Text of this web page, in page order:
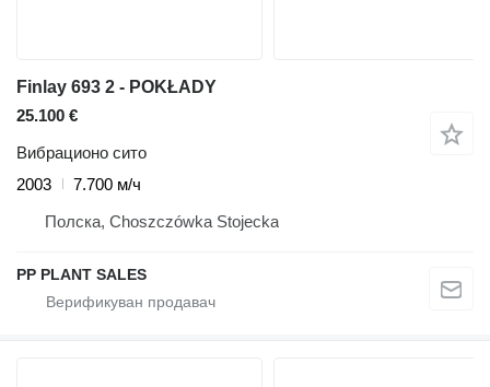
Finlay 693 2 - POKŁADY
25.100 €
Вибрационо сито
2003
7.700 м/ч
Полска, Choszczówka Stojecka
PP PLANT SALES